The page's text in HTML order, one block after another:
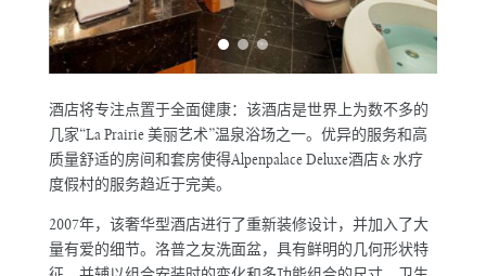
酒店将专注点置于全面健康：该酒店是世界上为数不多的
几家“La Prairie 美丽艺术”温泉浴场之一。优异的服务和高
质量舒适的房间和套房使得Alpenpalace Deluxe酒店&水疗
度假村的服务趋近于完美。
2007年，该奢华型酒店进行了重新装修设计，并加入了大
量有爱的细节。洛普之友洗面盆，具有鲜明的几何形状特